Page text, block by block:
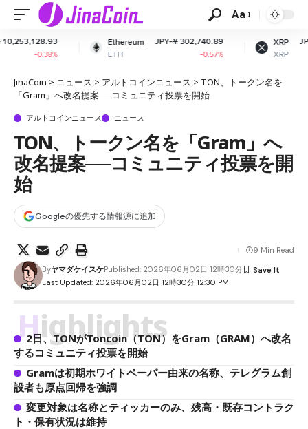
Aa
Ethereum
ETH
JPY-¥ 302,740.89
-0.57%
XRP
XRP
JPY-¥ 164.21
+0.28%
JinaCoin > ニュース > アルトコインニュース > TON、トークン名を
「Gram」へ改名提案──コミュニティ投票を開始
アルトコインニュース ニュース
TON、トークン名を「Gram」へ
改名提案──コミュニティ投票を開
始
Googleの優先する情報源に追加
Last Updated: 2026年06月02日 12時30分 12:30 PM
ByヤマダケイスケPublished: 2026年06月02日 12時30分
9 Min Read
Highlights
2日、TONがToncoin（TON）をGram（GRAM）へ改名
するコミュニティ投票を開始
Gramは初期ホワイトペーパー由来の名称、テレグラム創
設者も原点回帰を強調
変更対象は名称とティッカーのみ、残高・既存コントラク
ト・保有状況は維持